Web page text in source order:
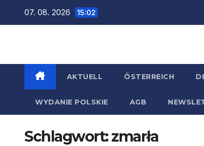
07. 08. 2026 15:02
AKTUELL ÖSTERREICH
WYDANIE POLSKIE AGB
Schlagwort:zmarła